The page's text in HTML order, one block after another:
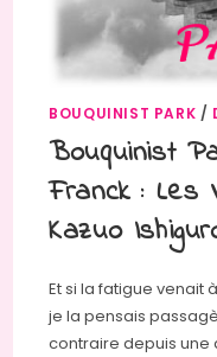
BOUQUINIST PARK /
Bouquinist
Franck : Les
Kazuo
Et si la fatigue venait
je la pensais
contraire depuis une